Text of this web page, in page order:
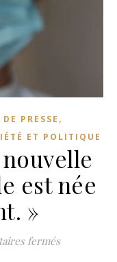
PRESSE ,
ET POLITIQUE
est née
»
ferméssur Tribune